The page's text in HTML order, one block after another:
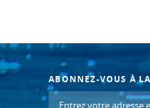
ABONNEZ-VOUS À